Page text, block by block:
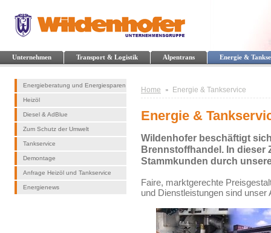
Unternehmen Transport & Logistik Alpentrans Energie &
Energieberatung und Energiesparen
Heizöl
Diesel & AdBlue
Zum Schutz der Umwelt
Tankservice
Demontage
Anfrage Heizöl und Tankservice
Energienews
Home Energie & Tankservice
Energie &
Wildenhofer beschäftigt
Brennstoffhandel. In dieser
Stammkunden durch
Faire, marktgerechte
und Dienstleistungen sind unser